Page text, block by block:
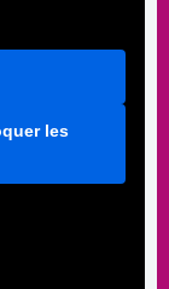
les